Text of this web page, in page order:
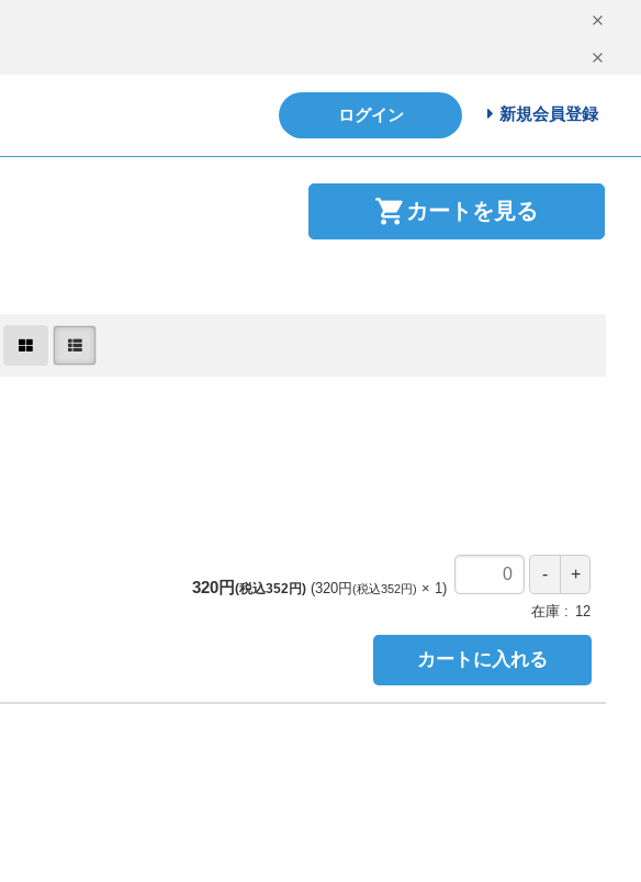
ログイン 新規会員登録
shopping_cart カートを見る
320円(税込352円) 320円(税込352円)
1
在庫
12
カートに入れる